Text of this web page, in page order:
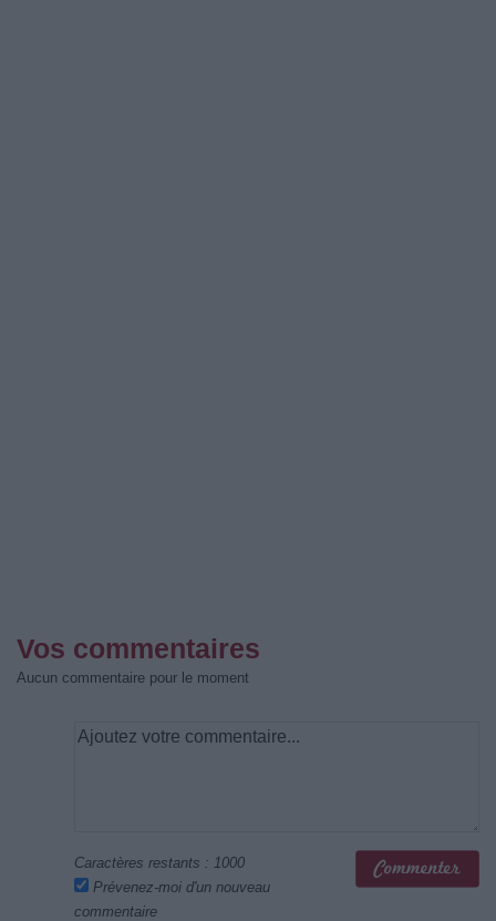
Vos commentaires
Aucun commentaire pour le moment
Caractères restants : 1000
Prévenez-moi d'un nouveau
commentaire